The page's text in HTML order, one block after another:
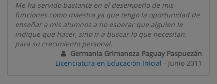
Me ha servido bastante en el desempeño de mis
funciones como maestra ya que tengo la oportunidad de
enseñar a mis alumnos a no esperar que alguien le
indique que hacer, sino ir a buscar lo que necesitan,
para su crecimiento personal.
Germania Grimaneza Paguay Paspuezán
Licenciatura en Educación Inicial - Junio 2011